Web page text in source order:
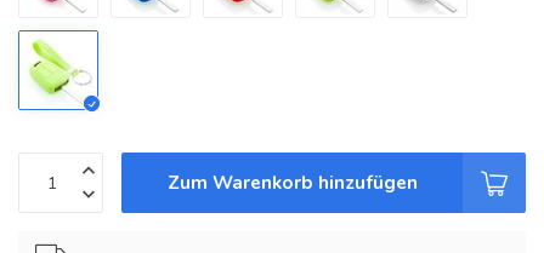
Zum Warenkorb hinzufügen